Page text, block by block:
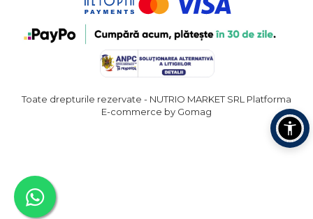
Toate drepturile rezervate - NUTRIO MARKET SRL Platforma
E-commerce by Gomag